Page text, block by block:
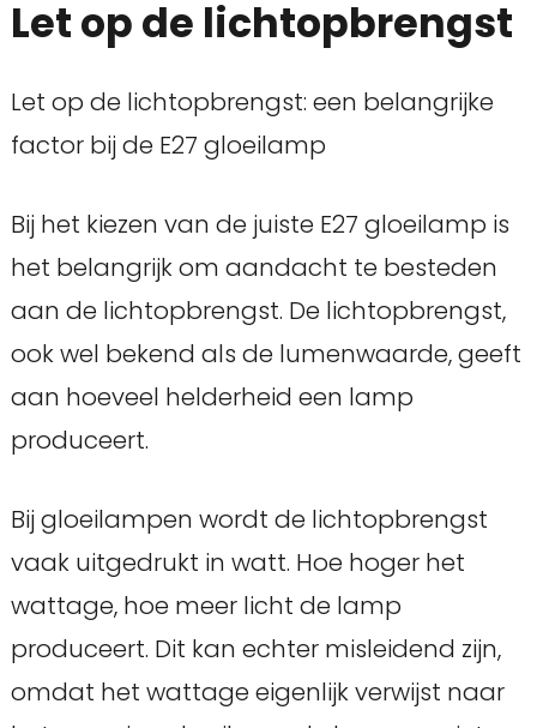
Let op de lichtopbrengst
Let op de lichtopbrengst: een belangrijke
factor bij de E27 gloeilamp
Bij het kiezen van de juiste E27 gloeilamp is
het belangrijk om aandacht te besteden
aan de lichtopbrengst. De lichtopbrengst,
ook wel bekend als de lumenwaarde, geeft
aan hoeveel helderheid een lamp
produceert.
Bij gloeilampen wordt de lichtopbrengst
vaak uitgedrukt in watt. Hoe hoger het
wattage, hoe meer licht de lamp
produceert. Dit kan echter misleidend zijn,
omdat het wattage eigenlijk verwijst naar